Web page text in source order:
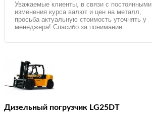
Уважаемые клиенты, в связи с постоянными
изменения курса валют и цен на металл,
просьба актуальную стоимость уточнять у
менеджера! Спасибо за понимание.
Дизельный погрузчик LG25DT